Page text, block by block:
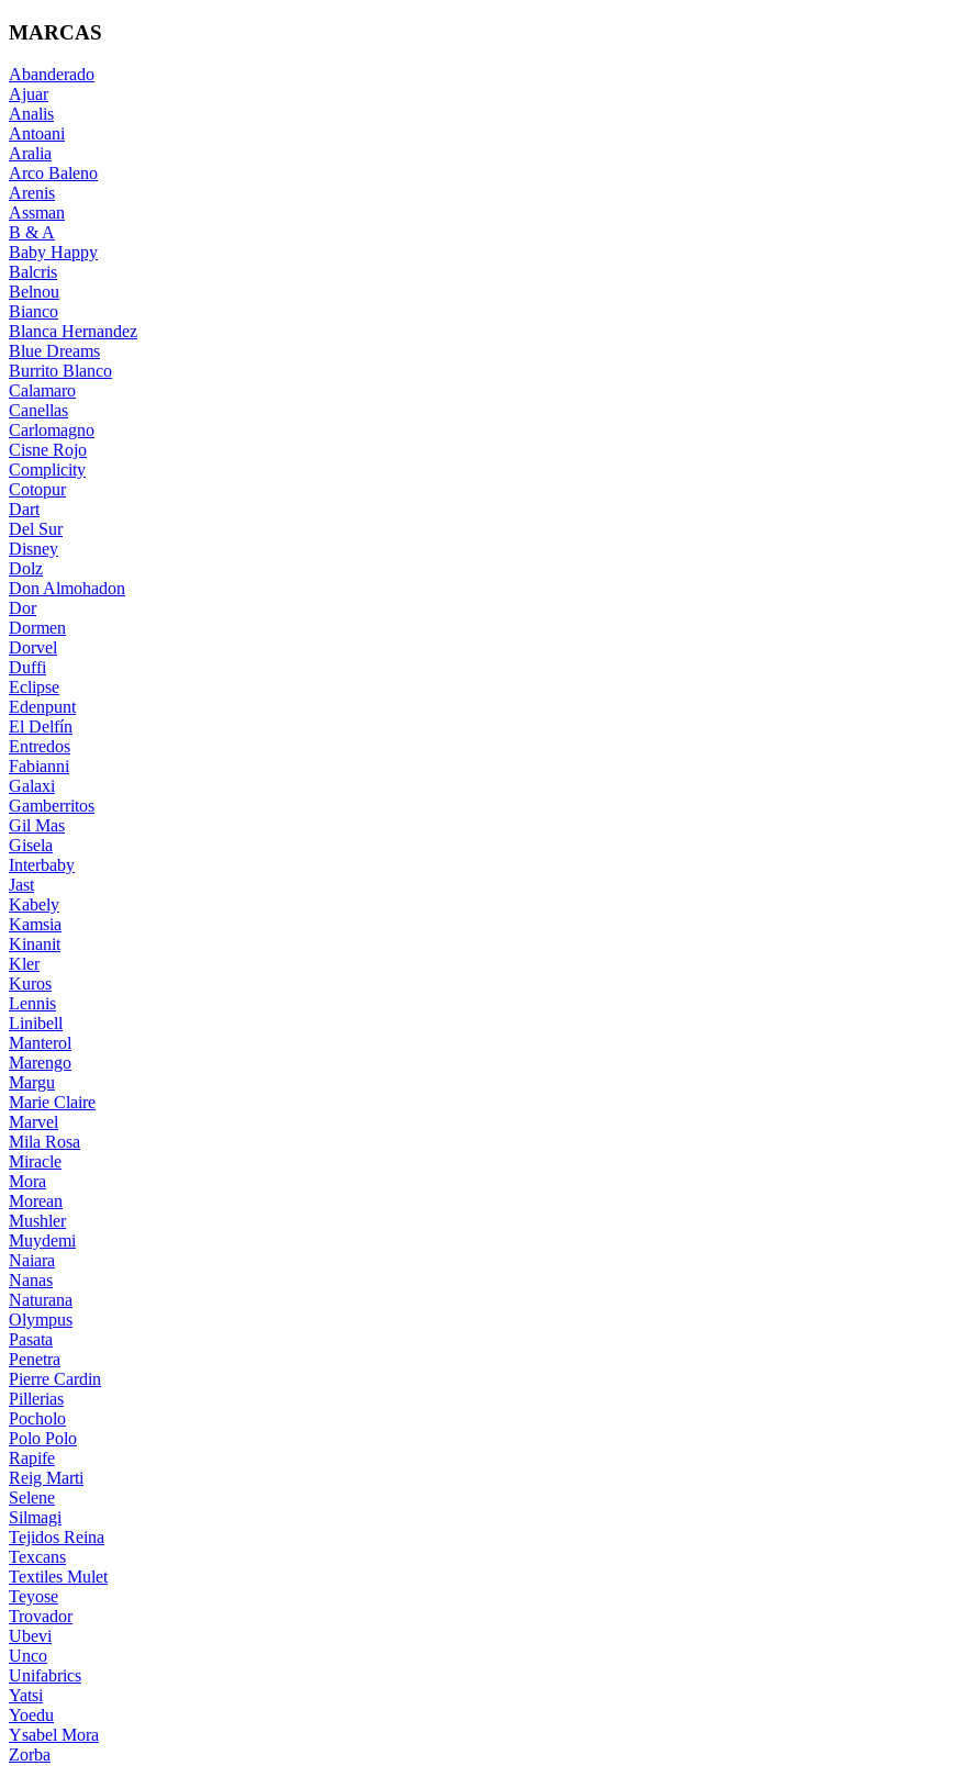
MARCAS
Abanderado
Ajuar
Analis
Antoani
Aralia
Arco Baleno
Arenis
Assman
B & A
Baby Happy
Balcris
Belnou
Bianco
Blanca Hernandez
Blue Dreams
Burrito Blanco
Calamaro
Canellas
Carlomagno
Cisne Rojo
Complicity
Cotopur
Dart
Del Sur
Disney
Dolz
Don Almohadon
Dor
Dormen
Dorvel
Duffi
Eclipse
Edenpunt
El Delfín
Entredos
Fabianni
Galaxi
Gamberritos
Gil Mas
Gisela
Interbaby
Jast
Kabely
Kamsia
Kinanit
Kler
Kuros
Lennis
Linibell
Manterol
Marengo
Margu
Marie Claire
Marvel
Mila Rosa
Miracle
Mora
Morean
Mushler
Muydemi
Naiara
Nanas
Naturana
Olympus
Pasata
Penetra
Pierre Cardin
Pillerias
Pocholo
Polo Polo
Rapife
Reig Marti
Selene
Silmagi
Tejidos Reina
Texcans
Textiles Mulet
Teyose
Trovador
Ubevi
Unco
Unifabrics
Yatsi
Yoedu
Ysabel Mora
Zorba